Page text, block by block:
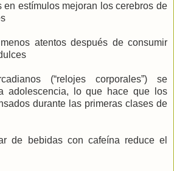
en estímulos mejoran los cerebros de
atentos después de consumir
(“relojes corporales”) se
adolescencia, lo que hace que los
durante las primeras clases de
de bebidas con cafeína reduce el